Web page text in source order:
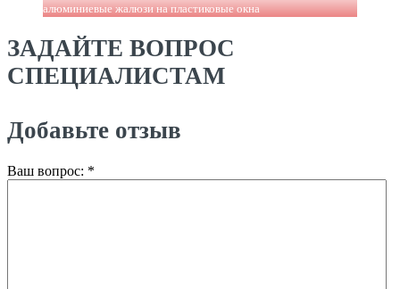
алюминиевые жалюзи на пластиковые окна
ЗАДАЙТЕ ВОПРОС
СПЕЦИАЛИСТАМ
Добавьте отзыв
Ваш вопрос: *